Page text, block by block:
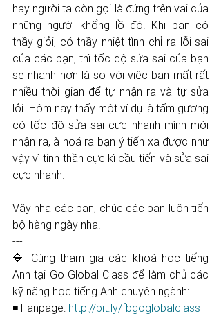
hay người ta còn gọi là đứng trên vai của
những người khổng lồ đó. Khi bạn có
thầy giỏi, có thầy nhiệt tình chỉ ra lỗi sai
của các bạn, thì tốc độ sửa sai của bạn
sẽ nhanh hơn là so với việc bạn mất rất
nhiều thời gian để tự nhận ra và tự sửa
lỗi. Hôm nay thấy một ví dụ là tấm gương
có tốc độ sửa sai cực nhanh mình mới
nhận ra, à hoá ra bạn ý tiến xa được như
vậy vì tinh thần cực kì cầu tiến và sửa sai
cực nhanh.
Vậy nha các bạn, chúc các bạn luôn tiến
bộ hàng ngày nha.
---
🔷 Cùng tham gia các khoá học tiếng
Anh tại Go Global Class để làm chủ các
kỹ năng học tiếng Anh chuyên ngành:
◾ Fanpage: http://bit.ly/fbgoglobalclass​​​​​​​​​​​